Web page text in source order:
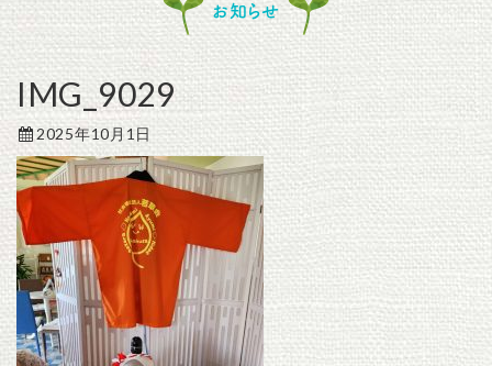
お知らせ
IMG_9029
2025年10月1日